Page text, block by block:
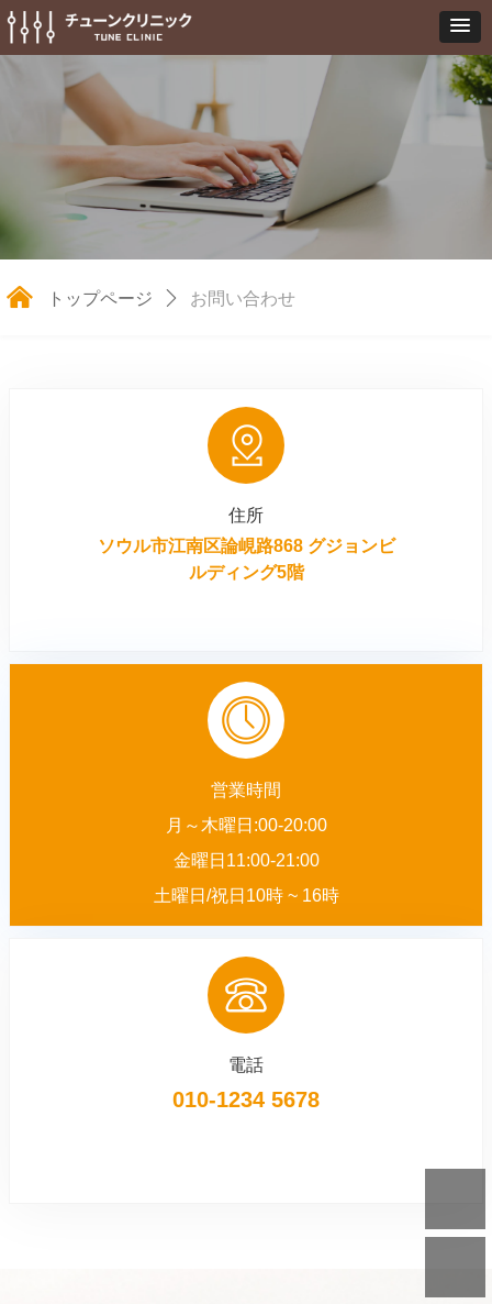
낀 トップページ ꄲ お問い合わせ
住所
ソウル市江南区論峴路868 グジョンビ
ルディング5階
営業時間
月～木曜日:00-20:00
金曜日11:00-21:00
土曜日/祝日10時 ~ 16時
電話
010-1234 5678